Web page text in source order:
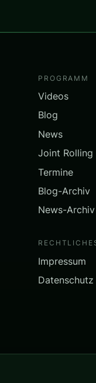
PROGRAMM
Videos
Blog
News
Joint
Termine
Blog-Archiv
News-Archiv
Impressum
Datenschutz